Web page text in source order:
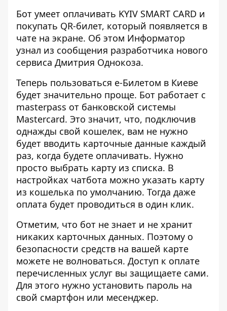
Бот умеет оплачивать KYIV SMART CARD и
покупать QR-билет, который появляется в
чате на экране. Об этом Информатор
узнал из сообщения разработчика нового
сервиса Дмитрия Однокоза.
Теперь пользоваться е-Билетом в Киеве
будет значительно проще. Бот работает с
masterpass от банковской системы
Mastercard. Это значит, что, подключив
однажды свой кошелек, вам не нужно
будет вводить карточные данные каждый
раз, когда будете оплачивать. Нужно
просто выбрать карту из списка. В
настройках чатбота можно указать карту
из кошелька по умолчанию. Тогда даже
оплата будет проводиться в один клик.
Отметим, что бот не знает и не хранит
никаких карточных данных. Поэтому о
безопасности средств на вашей карте
можете не волноваться. Доступ к оплате
перечисленных услуг вы защищаете сами.
Для этого нужно установить пароль на
свой смартфон или месенджер.